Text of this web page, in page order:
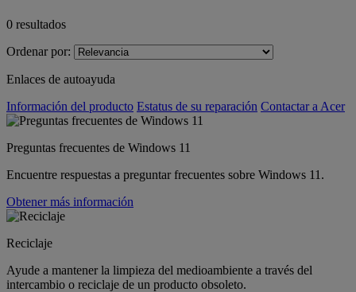
0 resultados
Ordenar por:
Enlaces de autoayuda
Información del producto Estatus de su reparación Contactar a Acer
Preguntas frecuentes de Windows 11
Encuentre respuestas a preguntar frecuentes sobre Windows 11.
Obtener más información
Reciclaje
Ayude a mantener la limpieza del medioambiente a través del
intercambio o reciclaje de un producto obsoleto.